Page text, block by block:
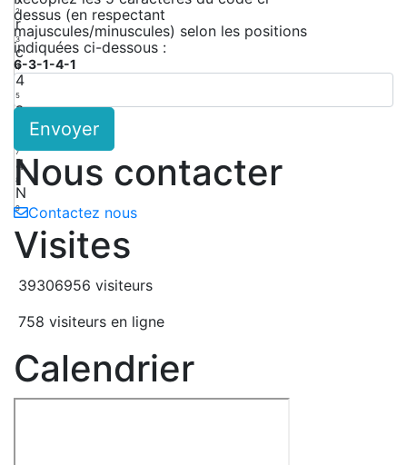
2
r
3
c
4
4
5
a
7
4
8
N
9
dessus (en respectant
majuscules/minuscules) selon les positions
indiquées ci-dessous :
6-3-1-4-1
Envoyer
Nous contacter
Contactez nous
Visites
39306956 visiteurs
758 visiteurs en ligne
Calendrier